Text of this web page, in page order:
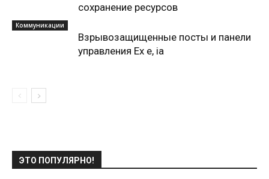
сохранение ресурсов
Коммуникации
Взрывозащищенные посты и панели
управления Ex e, ia
ЭТО ПОПУЛЯРНО!